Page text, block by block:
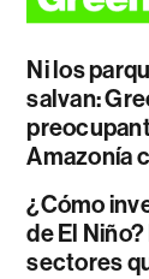
Ni los
salvan:
Amazonía
¿Cómo
de El
sectores